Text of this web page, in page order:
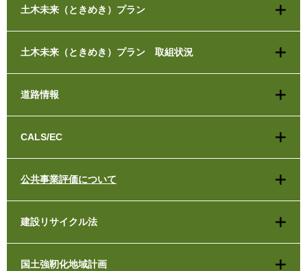
土木未来（ときめき）プラン
土木未来（ときめき）プラン 取組状況
道路情報
CALS/EC
公共事業評価について
建設リサイクル法
国土強靭化地域計画